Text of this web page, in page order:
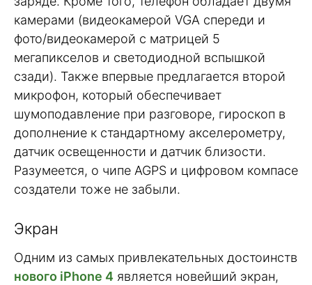
камерами (видеокамерой VGA спереди и
фото/видеокамерой с матрицей 5
мегапикселов и светодиодной вспышкой
сзади). Также впервые предлагается второй
микрофон, который обеспечивает
шумоподавление при разговоре, гироскоп в
дополнение к стандартному акселерометру,
датчик освещенности и датчик близости.
Разумеется, о чипе AGPS и цифровом компасе
создатели тоже не забыли.
Экран
Одним из самых привлекательных достоинств
нового iPhone 4 является новейший экран,